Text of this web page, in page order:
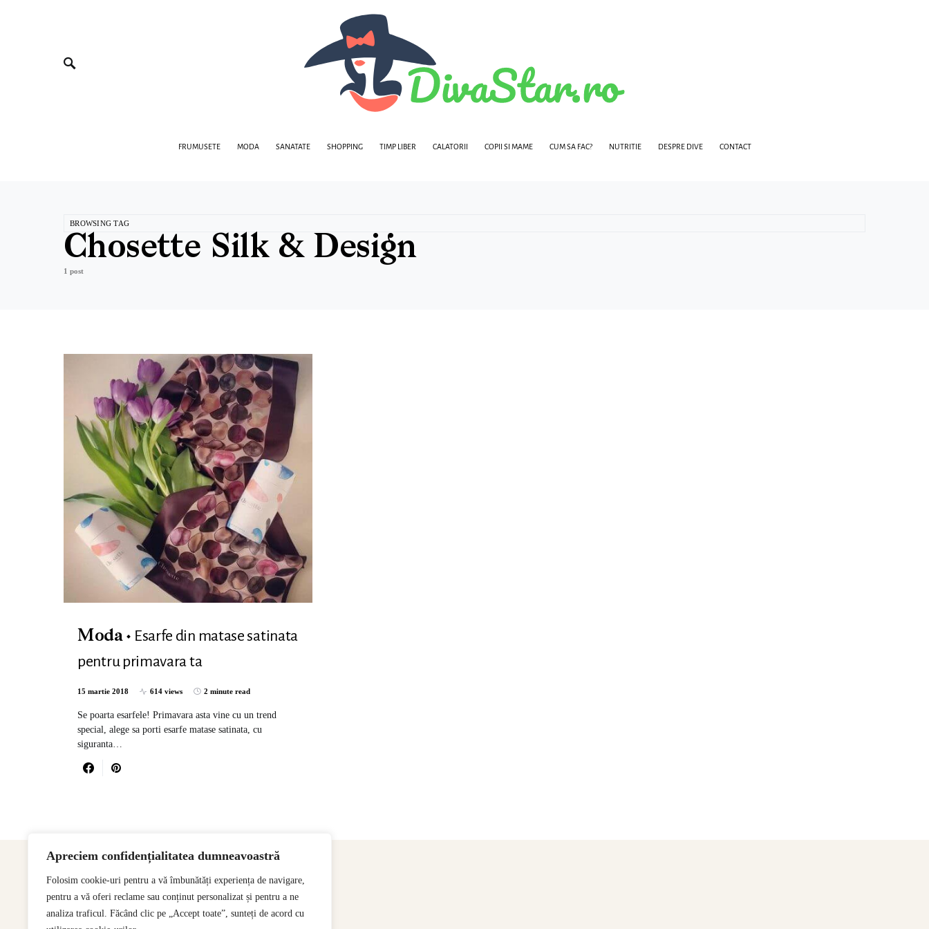
Apreciem confidențialitatea dumneavoastră
Folosim cookie-uri pentru a vă îmbunătăți experiența de navigare,
pentru a vă oferi reclame sau conținut personalizat și pentru a ne
analiza traficul. Făcând clic pe „Accept toate”, sunteți de acord cu
FRUMUSETE MODA SANATATE SHOPPING TIMP LIBER CALATORII COPII SI MAME CUM SA FAC? NUTRITIE DESPRE DIVE CONTACT
BROWSING TAG
Chosette Silk & Design
1 post
Moda
Esarfe din matase satinata
pentru primavara ta
15 martie 2018 614 views 2 minute read
Se poarta esarfele! Primavara asta vine cu un trend
special, alege sa porti esarfe matase satinata, cu
siguranta…